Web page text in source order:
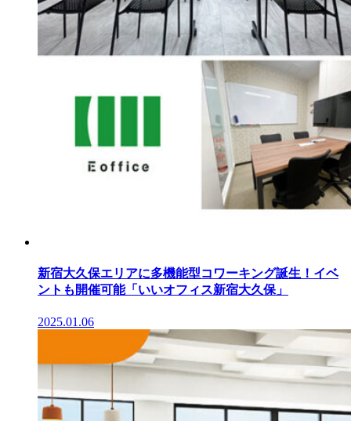
新宿大久保エリアに多機能型コワーキング誕生！イベ
ントも開催可能「いいオフィス新宿大久保」
2025.01.06